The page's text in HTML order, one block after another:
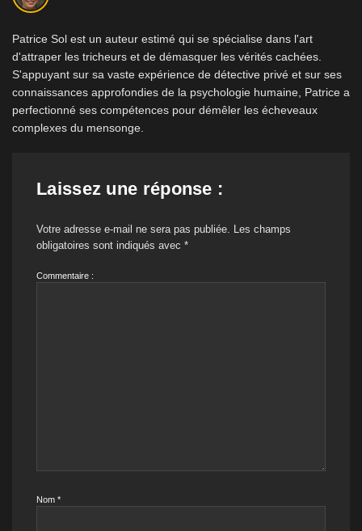
Patrice Sol est un auteur estimé qui se spécialise dans l'art
d'attraper les tricheurs et de démasquer les vérités cachées.
S'appuyant sur sa vaste expérience de détective privé et sur ses
connaissances approfondies de la psychologie humaine, Patrice a
perfectionné ses compétences pour démêler les écheveaux
complexes du mensonge.
Laissez une réponse :
Votre adresse e-mail ne sera pas publiée. Les champs
obligatoires sont indiqués avec *
Commentaire :
Nom *